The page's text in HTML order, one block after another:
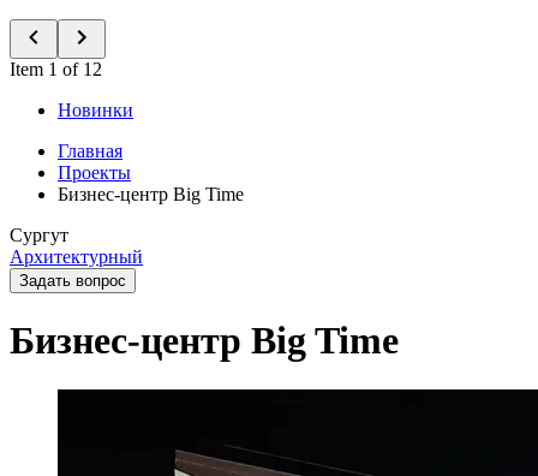
Item 1 of 12
Новинки
Главная
Проекты
Бизнес-центр Big Time
Сургут
Архитектурный
Задать вопрос
Бизнес-центр Big Time